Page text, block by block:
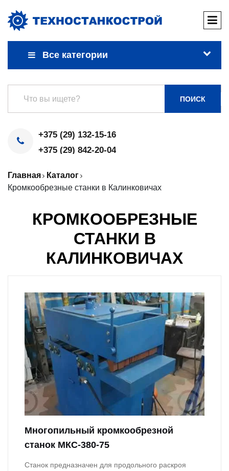
Все категории
ПОИСК
+375 (29) 132-15-16
+375 (29) 842-20-04
Главная
Каталог
Кромкообрезные станки в Калинковичах
КРОМКООБРЕЗНЫЕ
СТАНКИ В
КАЛИНКОВИЧАХ
Многопильный кромкообрезной
станок МКС-380-75
Станок предназначен для продольного раскроя